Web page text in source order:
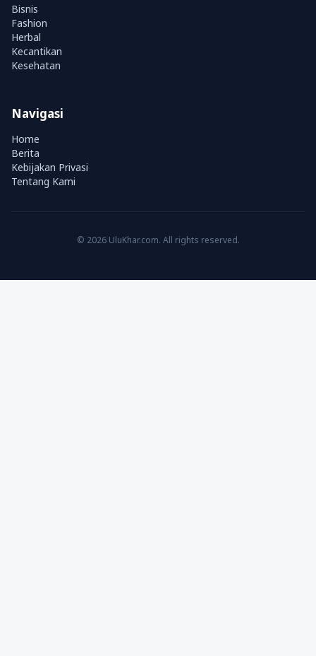
Bisnis
Fashion
Herbal
Kecantikan
Kesehatan
Navigasi
Home
Berita
Kebijakan Privasi
Tentang Kami
© 2026 UluKhar.com. All rights reserved.